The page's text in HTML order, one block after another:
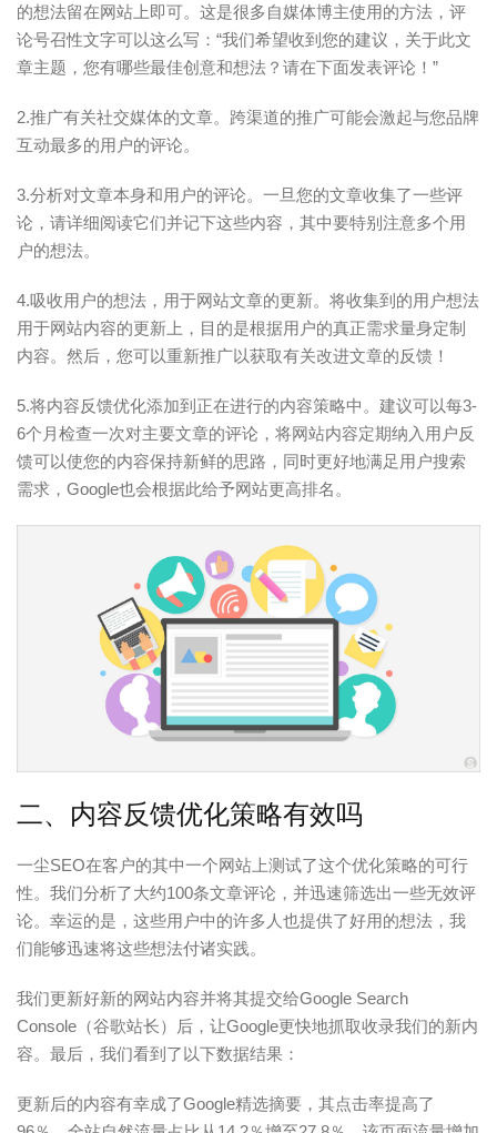
的想法留在网站上即可。这是很多自媒体博主使用的方法，评
论号召性文字可以这么写：“我们希望收到您的建议，关于此文
章主题，您有哪些最佳创意和想法？请在下面发表评论！”
2.推广有关社交媒体的文章。跨渠道的推广可能会激起与您品牌
互动最多的用户的评论。
3.分析对文章本身和用户的评论。一旦您的文章收集了一些评
论，请详细阅读它们并记下这些内容，其中要特别注意多个用
户的想法。
4.吸收用户的想法，用于网站文章的更新。将收集到的用户想法
用于网站内容的更新上，目的是根据用户的真正需求量身定制
内容。然后，您可以重新推广以获取有关改进文章的反馈！
5.将内容反馈优化添加到正在进行的内容策略中。建议可以每3-
6个月检查一次对主要文章的评论，将网站内容定期纳入用户反
馈可以使您的内容保持新鲜的思路，同时更好地满足用户搜索
需求，Google也会根据此给予网站更高排名。
二、内容反馈优化策略有效吗
一尘SEO在客户的其中一个网站上测试了这个优化策略的可行
性。我们分析了大约100条文章评论，并迅速筛选出一些无效评
论。幸运的是，这些用户中的许多人也提供了好用的想法，我
们能够迅速将这些想法付诸实践。
我们更新好新的网站内容并将其提交给Google Search
Console（谷歌站长）后，让Google更快地抓取收录我们的新内
容。最后，我们看到了以下数据结果：
更新后的内容有幸成了Google精选摘要，其点击率提高了